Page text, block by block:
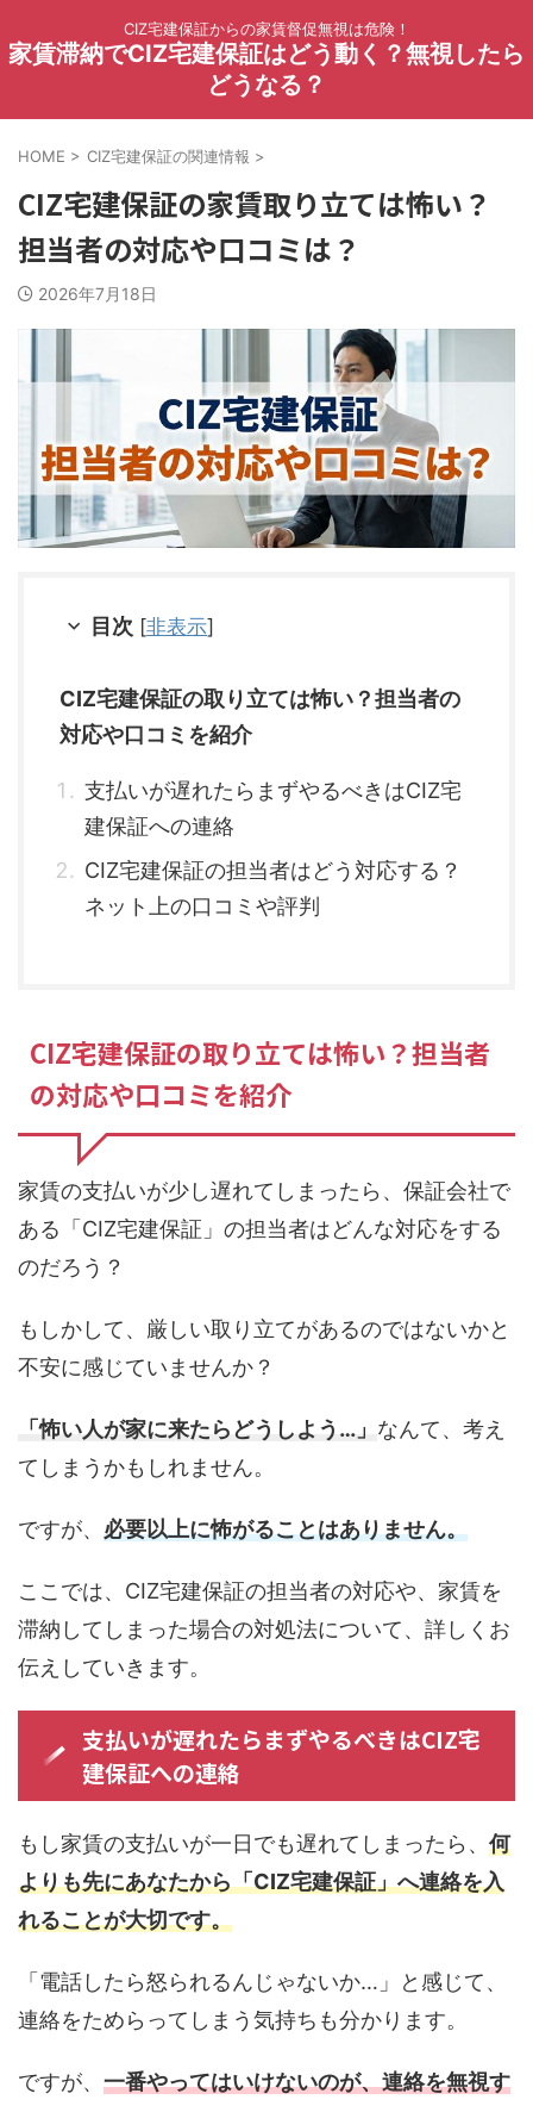
CIZ宅建保証からの家賃督促無視は危険！
家賃滞納でCIZ宅建保証はどう動く？無視したら
どうなる？
HOME > CIZ宅建保証の関連情報 >
CIZ宅建保証の家賃取り立ては怖い？
担当者の対応や口コミは？
2026年7月18日
目次 [非表示]
CIZ宅建保証の取り立ては怖い？担当者の
対応や口コミを紹介
支払いが遅れたらまずやるべきはCIZ宅
建保証への連絡
CIZ宅建保証の担当者はどう対応する？
ネット上の口コミや評判
CIZ宅建保証の取り立ては怖い？担当者
の対応や口コミを紹介
家賃の支払いが少し遅れてしまったら、保証会社で
ある「CIZ宅建保証」の担当者はどんな対応をする
のだろう？
もしかして、厳しい取り立てがあるのではないかと
不安に感じていませんか？
「怖い人が家に来たらどうしよう…」 なんて、考え
てしまうかもしれません。
ですが、 必要以上に怖がることはありません。
ここでは、CIZ宅建保証の担当者の対応や、家賃を
滞納してしまった場合の対処法について、詳しくお
伝えしていきます。
支払いが遅れたらまずやるべきはCIZ宅
建保証への連絡
もし家賃の支払いが一日でも遅れてしまったら、 何
よりも先にあなたから「CIZ宅建保証」へ連絡を入
れることが大切です。
「電話したら怒られるんじゃないか…」と感じて、
連絡をためらってしまう気持ちも分かります。
ですが、 一番やってはいけないのが、連絡を無視す